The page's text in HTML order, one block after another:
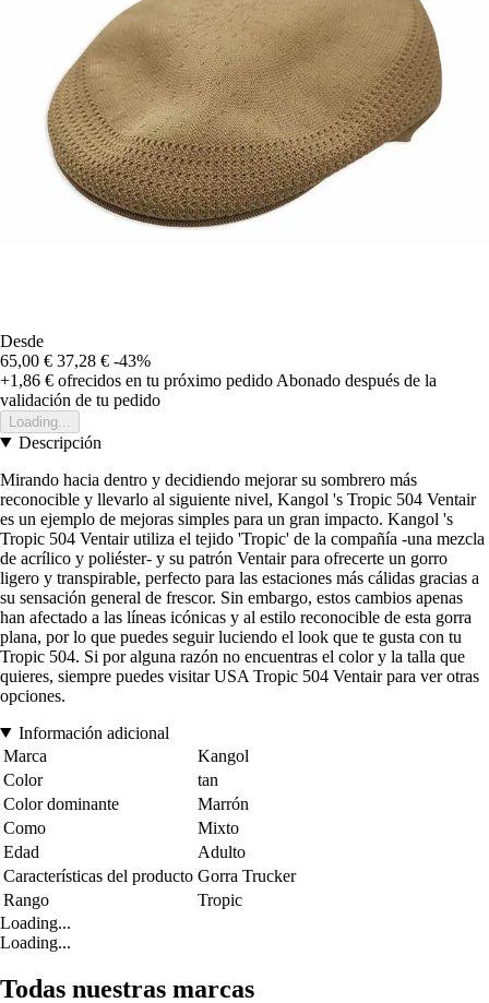
Desde
65,00 € 37,28 € -43%
+1,86 € ofrecidos en tu próximo pedido Abonado después de la
validación de tu pedido
Loading...
Descripción
Mirando hacia dentro y decidiendo mejorar su sombrero más
reconocible y llevarlo al siguiente nivel, Kangol 's Tropic 504 Ventair
es un ejemplo de mejoras simples para un gran impacto. Kangol 's
Tropic 504 Ventair utiliza el tejido 'Tropic' de la compañía -una mezcla
de acrílico y poliéster- y su patrón Ventair para ofrecerte un gorro
ligero y transpirable, perfecto para las estaciones más cálidas gracias a
su sensación general de frescor. Sin embargo, estos cambios apenas
han afectado a las líneas icónicas y al estilo reconocible de esta gorra
plana, por lo que puedes seguir luciendo el look que te gusta con tu
Tropic 504. Si por alguna razón no encuentras el color y la talla que
quieres, siempre puedes visitar USA Tropic 504 Ventair para ver otras
opciones.
Información adicional
Marca
Kangol
Color
tan
Color dominante
Marrón
Como
Mixto
Edad
Adulto
Características del producto Gorra Trucker
Rango
Tropic
Loading...
Loading...
Todas nuestras marcas